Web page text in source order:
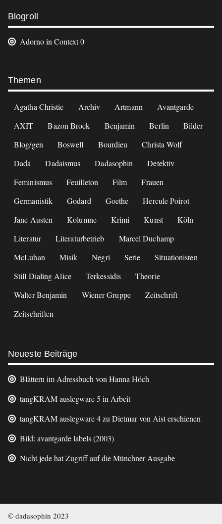
Weitere
Informationen
Blogroll
Adorno in Context0
Themen
Agatha Christie Archiv Artmann
Avantgarde
AXIT
Bazon Brock Benjamin Berlin
Bilder
Blog/gen
Boswell Bourdieu
Christa Wolf
Dada
Dadaismus Dadasophin
Detektiv
Feminismus
Feuilleton Film
Frauen
Germanistik
Godard Goethe
Hercule Poirot
Jane Austen
Kolumne Krimi Kunst
Köln
Literatur
Literaturbetrieb
Marcel Duchamp
McLuhan
Misik Negri Serie
Situationisten
Still Dialing Alice
Terkessidis
Theorie
Walter Benjamin
Wiener Gruppe
Zeitschrift
Zeitschriften
Neueste Beiträge
Blättern im Adressbuch von Hanna Höch
tangKRAM auslegware 5 in Arbeit
tangKRAM auslegware 4 zu Dietmar von Aist erschienen
Bild: avantgarde labels (2003)
Nicht jede hat Zugriff auf die Münchner Ausgabe
© dadasophin 2023